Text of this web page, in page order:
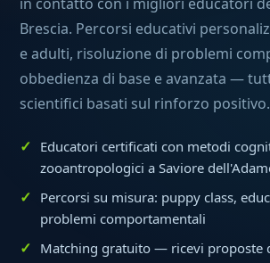
Brescia. Percorsi educativi
e adulti, risoluzione di problemi
obbedienza di base e avanzata —
scientifici basati sul rinforzo positivo.
Educatori certificati con metodi
zooantropologici a Saviore
Percorsi su misura: puppy class,
problemi comportamentali
Matching gratuito — ricevi proposte